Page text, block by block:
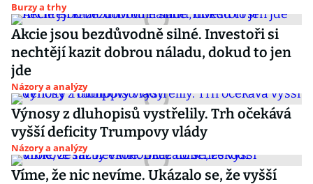
Burzy a trhy
Akcie jsou bezdůvodně silné. Investoři si
nechtějí kazit dobrou náladu, dokud to jen
jde
Názory a analýzy
Výnosy z dluhopisů vystřelily. Trh očekává
vyšší deficity Trumpovy vlády
Názory a analýzy
Víme, že nic nevíme. Ukázalo se, že vyšší